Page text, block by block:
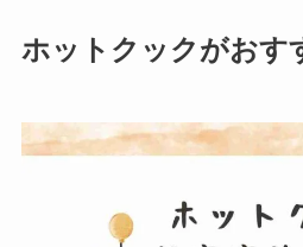
ホットクックがおす